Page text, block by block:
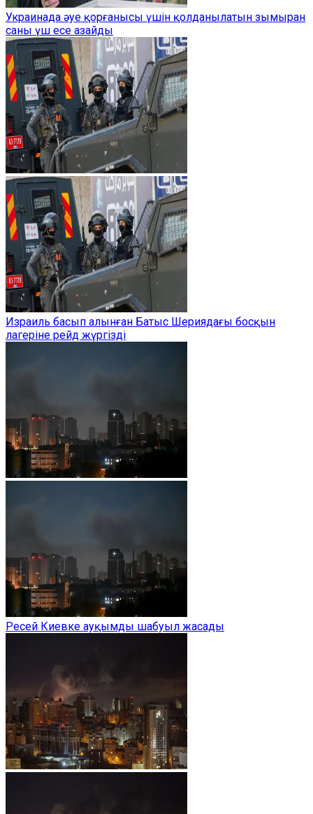
Украинада әуе қорғанысы үшін қолданылатын зымыран
саны үш есе азайды
Израиль басып алынған Батыс Шериядағы босқын
лагеріне рейд жүргізді
Ресей Киевке ауқымды шабуыл жасады